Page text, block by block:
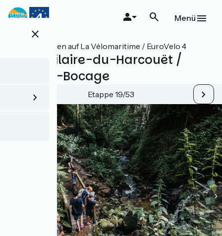
Direkt
zum
close
Menü
Alle Etappen auf La Vélomaritime / EuroVelo 4
Saint-Hilaire-du-Harcouët /
Mortain-Bocage
Etappe 19/53